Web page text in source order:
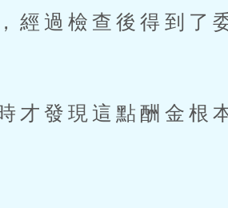
過檢查後得到了
發現這點酬金根